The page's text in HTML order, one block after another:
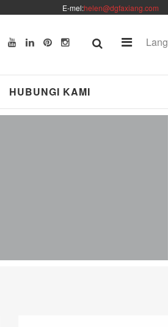
E-mel:helen@dgfaxiang.com
Lang
HUBUNGI KAMI